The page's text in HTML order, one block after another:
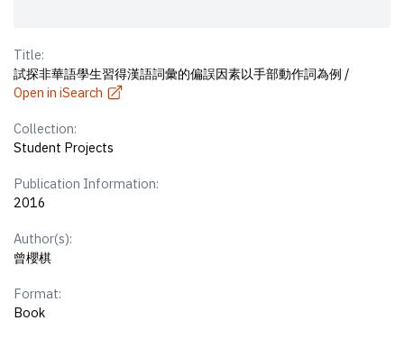
Title:
試探非華語學生習得漢語詞彙的偏誤因素以手部動作詞為例 /
Open in iSearch
Collection:
Student Projects
Publication Information:
2016
Author(s):
曾櫻棋
Format:
Book